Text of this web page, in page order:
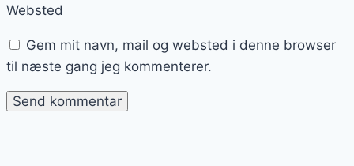
Websted
Gem mit navn, mail og websted i denne browser
til næste gang jeg kommenterer.